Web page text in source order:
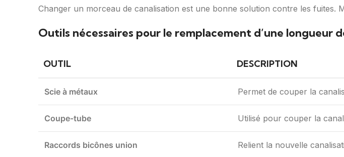
Changer un morceau de canalisation est une bonne solution contre les fuites.
Outils nécessaires pour le remplacement d’une longueur
OUTIL DESCRIPTION
Scie à métaux Permet de couper la
Coupe-tube Utilisé pour couper la
Raccords bicônes union Relient la nouvelle